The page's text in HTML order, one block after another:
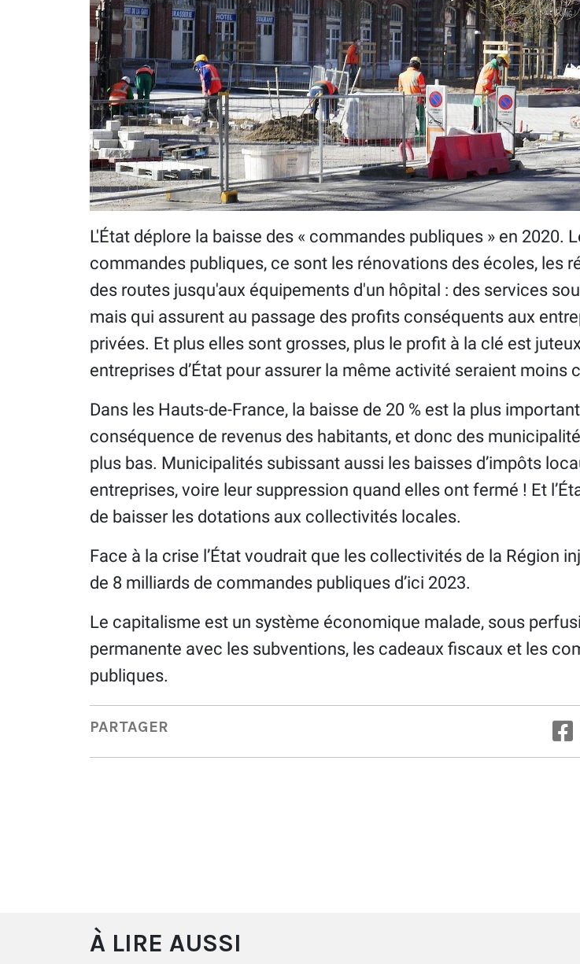
L'État déplore la baisse des « commandes publiques » en 2020.
commandes publiques, ce sont les rénovations des écoles, les
des routes jusqu'aux équipements d'un hôpital : des services
mais qui assurent au passage des profits conséquents aux
privées. Et plus elles sont grosses, plus le profit à la clé est
entreprises d’État pour assurer la même activité seraient moins
Dans les Hauts-de-France, la baisse de 20 % est la plus
conséquence de revenus des habitants, et donc des
plus bas. Municipalités subissant aussi les baisses d’impôts
entreprises, voire leur suppression quand elles ont fermé ! Et
de baisser les dotations aux collectivités locales.
Face à la crise l’État voudrait que les collectivités de la Région
de 8 milliards de commandes publiques d’ici 2023.
Le capitalisme est un système économique malade, sous
permanente avec les subventions, les cadeaux fiscaux et les
publiques.
PARTAGER
À LIRE AUSSI